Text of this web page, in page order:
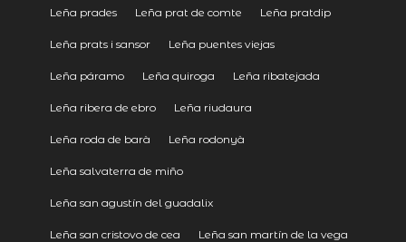
Leña prades Leña prat de comte Leña pratdip
Leña prats i sansor Leña puentes viejas
Leña páramo Leña quiroga Leña ribatejada
Leña ribera de ebro Leña riudaura
Leña roda de barà Leña rodonyà
Leña salvaterra de miño
Leña san agustín del guadalix
Leña san cristovo de cea Leña san martín de la vega